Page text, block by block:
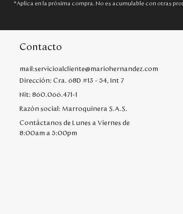
*Aplica en la próxima compra. No es acumulable con otras
Contacto
mail:servicioalcliente@mariohernandez.com
Dirección: Cra. 68D #13 - 54, Int 7
Nit: 860.066.471-1
Razón social: Marroquinera S.A.S.
Contáctanos de Lunes a Viernes de
8:00am a 5:00pm